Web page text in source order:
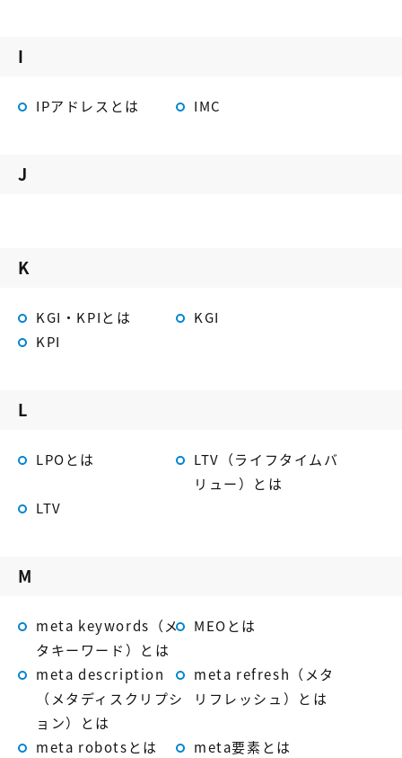
WEBプラス
I
IPアドレスとは IMC
J
K
KGI・KPIとは
KGI
KPI
L
LPOとは
LTV（ライフタイムバ
リュー）とは
LTV
M
meta keywords（メ
タキーワード）とは
MEOとは
meta description
（メタディスクリプシ
ョン）とは
meta refresh（メタ
リフレッシュ）とは
meta robotsとは
meta要素とは